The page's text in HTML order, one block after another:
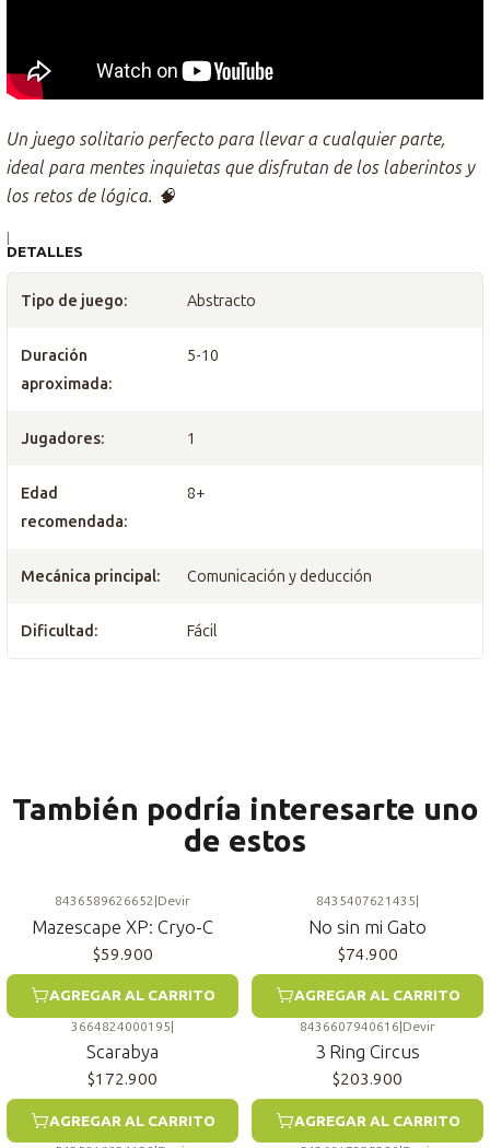
Un juego solitario perfecto para llevar a cualquier parte,
ideal para mentes inquietas que disfrutan de los laberintos y
los retos de lógica. 🧠
|
DETALLES
Tipo de juego: Abstracto
Duración
aproximada:
5-10
Jugadores: 1
Edad
recomendada:
8+
Mecánica principal: Comunicación y deducción
Dificultad: Fácil
También podría interesarte uno
de estos
8436589626652 Devir
Mazescape XP: Cryo-C
$59.900
AGREGAR AL CARRITO
8435407621435
No sin mi Gato
$74.900
AGREGAR AL CARRITO
3664824000195|
Scarabya
$172.900
AGREGAR AL CARRITO
8436607940616|Devir
3 Ring Circus
$203.900
AGREGAR AL CARRITO